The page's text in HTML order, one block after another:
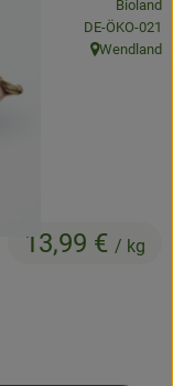
13,99 € / kg
Bioland
, Kontrollstelle:
DE-ÖKO-021
, Herkunft:
Wendland